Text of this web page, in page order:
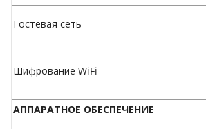
Гостевая сеть
Шифрование WiFi
АППАРАТНОЕ ОБЕСПЕЧЕНИЕ